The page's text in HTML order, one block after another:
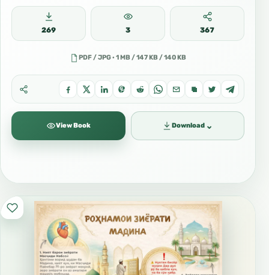
269 3 367
PDF / JPG · 1 MB / 147 KB / 140 KB
View Book Download ⌄